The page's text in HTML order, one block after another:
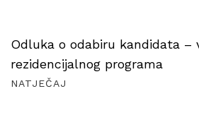
Odluka o odabiru kandidata –
rezidencijalnog programa
NATJEČAJ